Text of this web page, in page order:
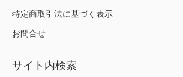
特定商取引法に基づく表示
お問合せ
サイト内検索